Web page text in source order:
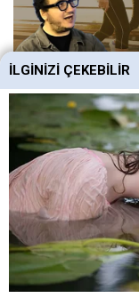
İLGINIZI ÇEKEBILIR